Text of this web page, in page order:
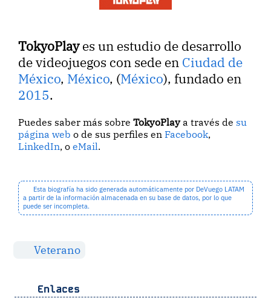
TokyoPlayes un estudio de desarrollo
de videojuegos con sede en Ciudad de
México, México, (México), fundado en
2015.
Puedes saber más sobreTokyoPlaya través de su
página web o de sus perfiles enFacebook,
LinkedIn, oeMail.
Esta biografía ha sido generada automáticamente por DeVuego LATAM
a partir de la información almacenada en su base de datos, por lo que
puede ser incompleta.
Veterano
Enlaces